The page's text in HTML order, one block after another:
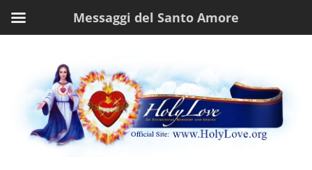
Messaggi del Santo Amore